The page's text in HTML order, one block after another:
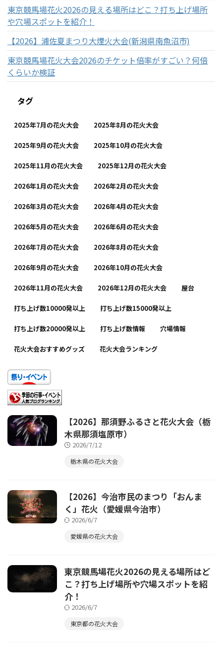
東京競馬場花火2026の見える場所はどこ？打ち上げ場所
や穴場スポットを紹介！
【2026】浦佐夏まつり大煙火大会(新潟県南魚沼市)
東京競馬場花火大会2026のチケット倍率がすごい？何倍
くらいか検証
タグ
2025年7月の花火大会 2025年8月の花火大会
2025年9月の花火大会 2025年10月の花火大会
2025年11月の花火大会 2025年12月の花火大会
2026年1月の花火大会 2026年2月の花火大会
2026年3月の花火大会 2026年4月の花火大会
2026年5月の花火大会 2026年6月の花火大会
2026年7月の花火大会 2026年8月の花火大会
2026年9月の花火大会 2026年10月の花火大会
2026年11月の花火大会 2026年12月の花火大会 屋台
打ち上げ数10000発以上 打ち上げ数15000発以上
打ち上げ数20000発以上 打ち上げ数情報 穴場情報
花火大会おすすめグッズ 花火大会ランキング
【2026】那須野ふるさと花火大会（栃
木県那須塩原市）
2026/7/12
栃木県の花火大会
【2026】今治市民のまつり「おんま
く」花火（愛媛県今治市）
2026/6/7
愛媛県の花火大会
東京競馬場花火2026の見える場所はど
こ？打ち上げ場所や穴場スポットを紹
介！
2026/6/7
東京都の花火大会